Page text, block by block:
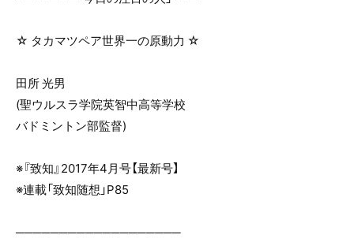
☆ タカマツペア世界一の原動力 ☆
田所 光男
(聖ウルスラ学院英智中高等学校
バドミントン部監督)
※『致知』2017年4月号【最新号】
※連載「致知随想」P85
───────────────────